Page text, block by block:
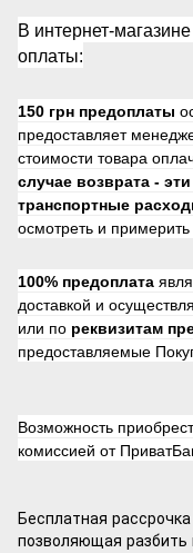
В интернет-магазине
оплаты:
150 грн предоплаты
предоставляет
стоимости товара
случае возврата -
транспортные
осмотреть и примерить
100% предоплата
доставкой и
или по реквизитам
предоставляемые
Возможность
комиссией от
Бесплатная
позволяющая разбить